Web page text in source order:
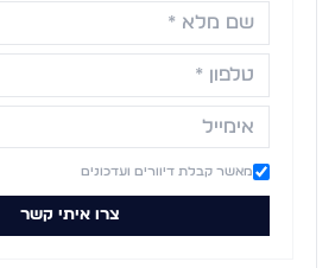
מאשר קבלת דיוורים ועדכונים
צרו איתי קשר